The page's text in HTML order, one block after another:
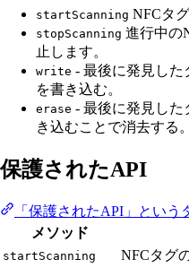
startScanning NFCタ
stopScanning 進行中の
止します。
write - 最後に発見した
を書き込む。
erase - 最後に発見した
き込むことで消去する。
保護されたAPI
「保護されたAPI」とい
メソッド
startScanning NFCタグ